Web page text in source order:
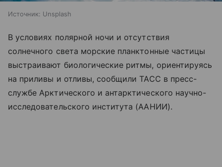
Источник: Unsplash
В условиях полярной ночи и отсутствия
солнечного света морские планктонные частицы
выстраивают биологические ритмы, ориентируясь
на приливы и отливы, сообщили ТАСС в пресс-
службе Арктического и антарктического научно-
исследовательского института (ААНИИ).